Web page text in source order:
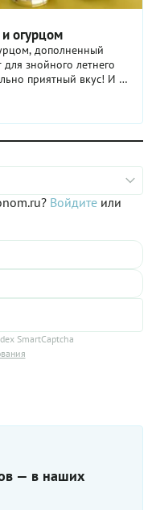
огурцом
дополненный
знойного летнего
приятный вкус! И в
лимонадами утолять
напитка
Помимо свежих
помните, что
дать хорошо
раскрылись
Войдите или
SmartCaptcha
— в наших